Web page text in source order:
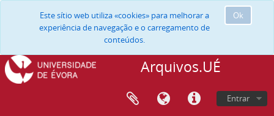
Ok
Este sítio web utiliza «cookies» para melhorar a
experiência de navegação e o carregamento de
conteúdos.
Arquivos.UÉ
Entrar